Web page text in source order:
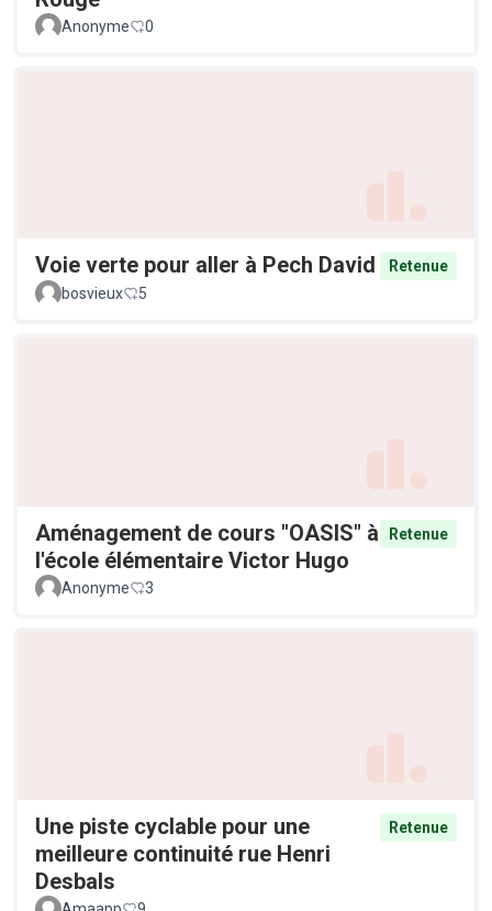
Anonyme 0
Voie verte pour aller à Pech David
Retenue
bosvieux
5
Aménagement de cours "OASIS" à
l'école élémentaire Victor Hugo
Retenue
Anonyme 3
Une piste cyclable pour une
meilleure continuité rue Henri
Desbals
Retenue